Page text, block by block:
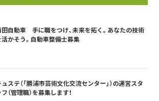
田自動車 手に職をつけ、未来を拓く。あなたの技術
活かそう。自動車整備士募集
ュステ（「勝浦市芸術文化交流センター」）の運営スタ
フ（管理職）を募集します！